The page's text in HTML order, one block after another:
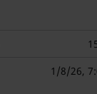
1/8/26,